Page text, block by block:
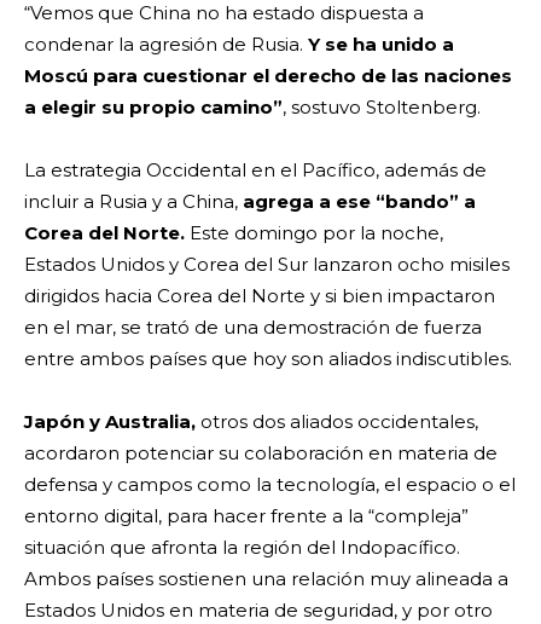
“Vemos que China no ha estado dispuesta a
condenar la agresión de Rusia. Y se ha unido a
Moscú para cuestionar el derecho de las naciones
a elegir su propio camino”, sostuvo Stoltenberg.
La estrategia Occidental en el Pacífico, además de
incluir a Rusia y a China, agrega a ese “bando” a
Corea del Norte. Este domingo por la noche,
Estados Unidos y Corea del Sur lanzaron ocho misiles
dirigidos hacia Corea del Norte y si bien impactaron
en el mar, se trató de una demostración de fuerza
entre ambos países que hoy son aliados indiscutibles.
Japón y Australia, otros dos aliados occidentales,
acordaron potenciar su colaboración en materia de
defensa y campos como la tecnología, el espacio o el
entorno digital, para hacer frente a la “compleja”
situación que afronta la región del Indopacífico.
Ambos países sostienen una relación muy alineada a
Estados Unidos en materia de seguridad, y por otro